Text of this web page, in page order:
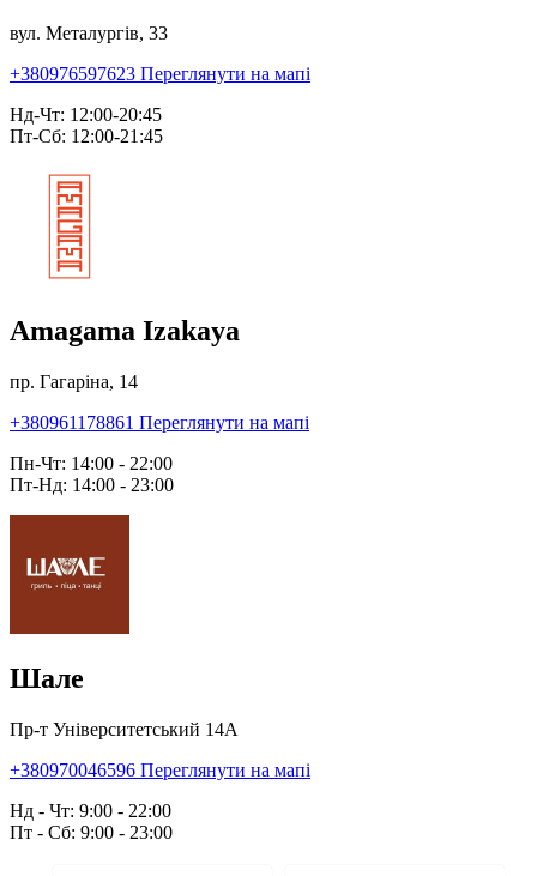
вул. Металургів, 33
+380976597623 Переглянути на мапі
Нд-Чт: 12:00-20:45
Пт-Сб: 12:00-21:45
Amagama Izakaya
пр. Гагаріна, 14
+380961178861 Переглянути на мапі
Пн-Чт: 14:00 - 22:00
Пт-Нд: 14:00 - 23:00
Шале
Пр-т Університетський 14А
+380970046596 Переглянути на мапі
Нд - Чт: 9:00 - 22:00
Пт - Сб: 9:00 - 23:00